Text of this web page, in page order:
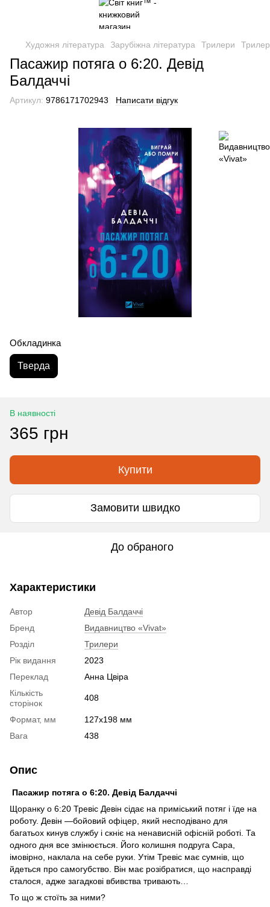
Художня література Зарубіжна література Трилери
Пасажир потяга о 6:20. Девід
Балдаччі
Артикул: 9786171702943 Написати відгук
Обкладинка
Тверда
В наявності
365 грн
Купити
Замовити швидко
До обраного
Характеристики
Автор
Девід Балдаччі
Бренд
Видавництво «Vivat»
Розділ
Трилери
Рік видання
2023
Переклад
Анна Цвіра
Кількість
сторінок
408
Формат, мм
127x198 мм
Вага
438
Опис
Пасажир потяга о 6:20. Девід Балдаччі
Щоранку о 6:20 Тревіс Девін сідає на приміський потяг і їде на
роботу. Девін —бойовий офіцер, який несподівано для
багатьох кинув службу і скніє на ненависній офісній роботі. Та
одного дня все змінюється. Його колишня подруга Сара,
імовірно, наклала на себе руки. Утім Тревіс має сумнів, що
йдеться про самогубство. Він має розібратися, що насправді
сталося, адже загадкові вбивства тривають…
То що ж стоїть за ними?